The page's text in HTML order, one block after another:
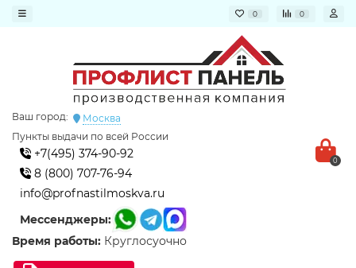
0 0
Ваш город:
Москва
Пункты выдачи по всей России
+7(495) 374-90-92
8 (800) 707-76-94
info@profnastilmoskva.ru
Мессенджеры:
Время работы: Круглосуочно
0